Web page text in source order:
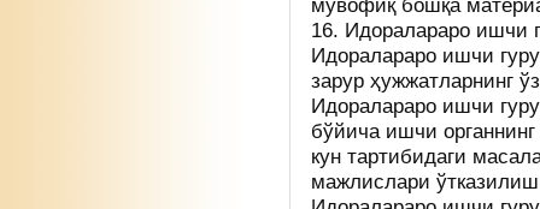
мувофиқ бошқа
16. Идоралараро ишчи
Идоралараро ишчи
зарур ҳужжатларнинг
Идоралараро ишчи
бўйича ишчи
кун тартибидаги
мажлислари